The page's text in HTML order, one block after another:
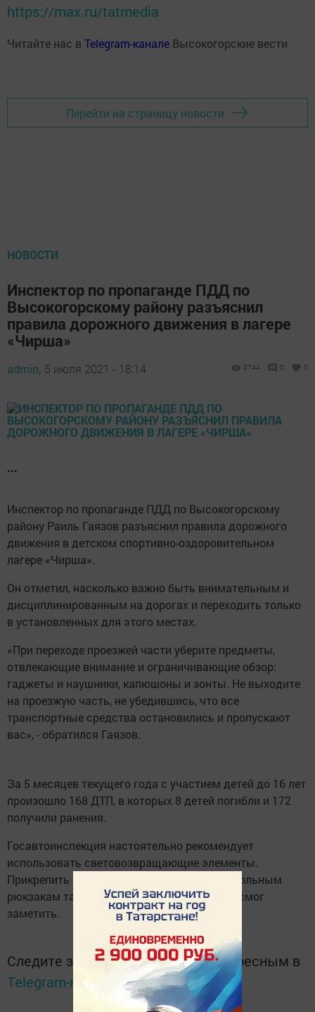
https://max.ru/tatmedia
Читайте нас в Telegram-канале Высокогорские вести
Перейти на страницу новости
НОВОСТИ
Инспектор по пропаганде ПДД по
Высокогорскому району разъяснил
правила дорожного движения в лагере
«Чирша»
admin, 5 июля 2021 - 18:14 3744 0 0
...
Инспектор по пропаганде ПДД по Высокогорскому
району Раиль Гаязов разъяснил правила дорожного
движения в детском спортивно-оздоровительном
лагере «Чирша».
Он отметил, насколько важно быть внимательным и
дисциплинированным на дорогах и переходить только
в установленных для этого местах.
«При переходе проезжей части уберите предметы,
отвлекающие внимание и ограничивающие обзор:
гаджеты и наушники, капюшоны и зонты. Не выходите
на проезжую часть, не убедившись, что все
транспортные средства остановились и пропускают
вас», - обратился Гаязов.
За 5 месяцев текущего года с участием детей до 16 лет
произошло 168 ДТП, в которых 8 детей погибли и 172
получили ранения.
Госавтоинспекция настоятельно рекомендует
использовать световозвращающие элементы.
Прикрепить их можно к верхней одежде, школьным
рюкзакам таким образом, чтобы водитель смог
заметить.
Следите за самым важным и интересным в
Telegram-канале
Татмедиа